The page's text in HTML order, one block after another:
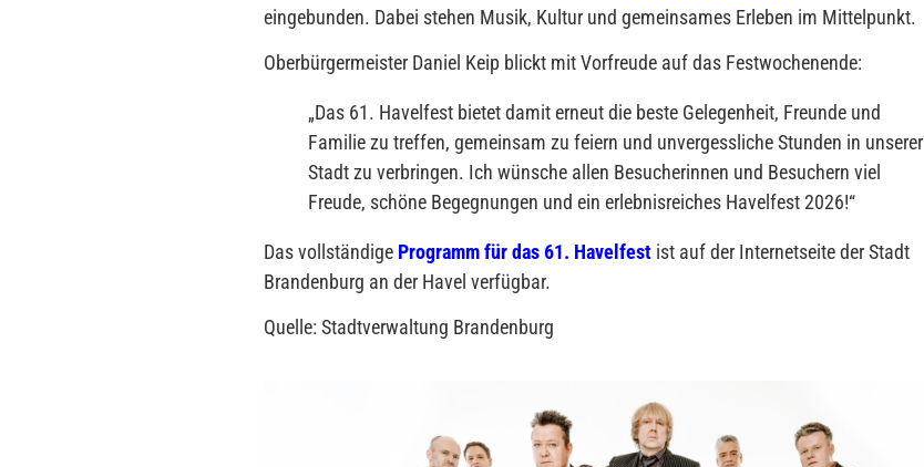
eingebunden. Dabei stehen Musik, Kultur und gemeinsames Erleben im Mittelpunkt.
Oberbürgermeister Daniel Keip blickt mit Vorfreude auf das Festwochenende:
„Das 61. Havelfest bietet damit erneut die beste Gelegenheit, Freunde und
Familie zu treffen, gemeinsam zu feiern und unvergessliche Stunden in unserer
Stadt zu verbringen. Ich wünsche allen Besucherinnen und Besuchern viel
Freude, schöne Begegnungen und ein erlebnisreiches Havelfest 2026!“
Das vollständige Programm für das 61. Havelfestist auf der Internetseite der Stadt
Brandenburg an der Havel verfügbar.
Quelle: Stadtverwaltung Brandenburg